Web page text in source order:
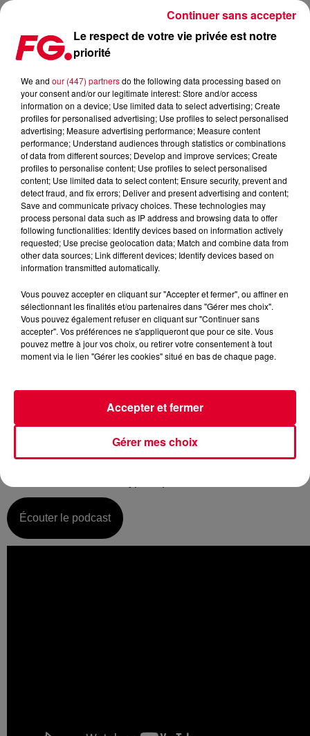
LA MUSIC STORY DE LA MATINALE FG : SILICONE SOUL
Publié : 16 avril 2019 à 9h17 par Christophe HUBERT
Mardi 16 avril :
La music story du jour c’est celle de Silicone Soul…
Sorti sur une face B, comprenez pas du tout dans l’optique
Soul s’imposera malgré tout comme l’un des gros tubes de
Écouter le podcast
Le respect de votre vie privée est notre
priorité
We and our (447) partnersdo the following data processing based on
your consent and/or our legitimate interest: Store and/or access
information on a device; Use limited data to select advertising; Create
profiles for personalised advertising; Use profiles to select personalised
advertising; Measure advertising performance; Measure content
performance; Understand audiences through statistics or combinations
of data from different sources; Develop and improve services; Create
profiles to personalise content; Use profiles to select personalised
content; Use limited data to select content; Ensure security, prevent and
detect fraud, and fix errors; Deliver and present advertising and content;
Save and communicate privacy choices. These technologies may
process personal data such as IP address and browsing data to offer
following functionalities: Identify devices based on information actively
requested; Use precise geolocation data; Match and combine data from
other data sources; Link different devices; Identify devices based on
information transmitted automatically.
Vous pouvez accepter en cliquant sur "Accepter et fermer", ou affiner en
sélectionnant les finalités et/ou partenaires dans "Gérer mes choix".
Vous pouvez également refuser en cliquant sur "Continuer sans
accepter". Vos préférences ne s'appliqueront que pour ce site. Vous
pouvez mettre à jour vos choix, ou retirer votre consentement à tout
moment via le lien "Gérer les cookies" situé en bas de chaque page.
Gérer mes choix
Accepter et fermer
Continuer sans accepter